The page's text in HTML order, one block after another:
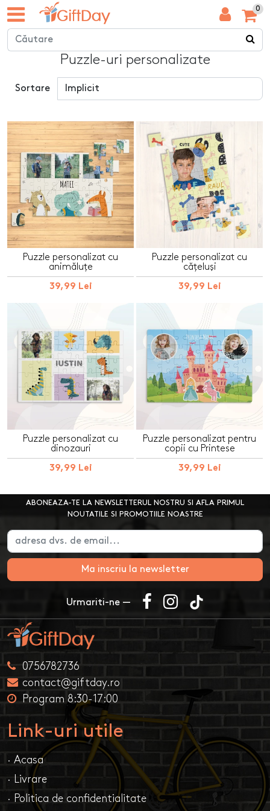
0
Puzzle-uri personalizate
Sortare
Puzzle personalizat cu
animăluțe
39,99 Lei
Puzzle personalizat cu
cățeluși
39,99 Lei
Puzzle personalizat cu
dinozauri
39,99 Lei
Puzzle personalizat pentru
copii cu Printese
39,99 Lei
ABONEAZA-TE LA NEWSLETTERUL NOSTRU SI AFLA PRIMUL
NOUTATILE SI PROMOTIILE NOASTRE
Ma inscriu la newsletter
Urmariti-ne —
0756782736
contact@giftday.ro
Program 8:30-17:00
Link-uri utile
· Acasa
· Livrare
· Politica de confidentialitate